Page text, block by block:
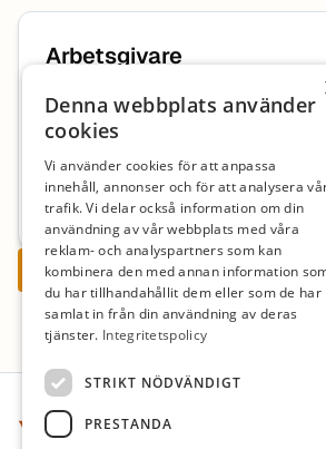
Arbetsgivare
TeknikAkademin Norden AB
Ingen beskrivning tillgänglig för denna
Mer information om arbetsgivaren
Ansök nu
Sidfot
Denna webbplats använder
cookies
Vi använder cookies för att anpassa
innehåll, annonser och för att analysera
trafik. Vi delar också information om din
användning av vår webbplats med våra
reklam- och analyspartners som kan
kombinera den med annan information
du har tillhandahållit dem eller som de har
samlat in från din användning av deras
tjänster. Integritetspolicy
STRIKT NÖDVÄNDIGT
PRESTANDA